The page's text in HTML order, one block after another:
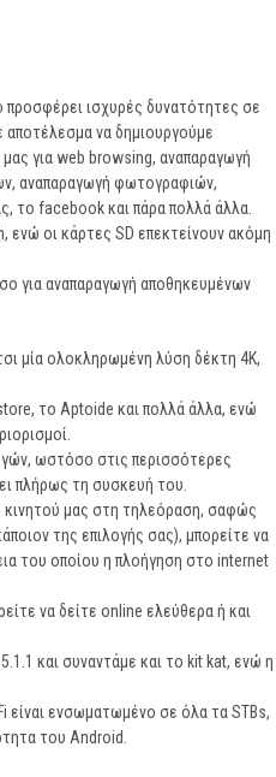
προσφέρει ισχυρές δυνατότητες σε
να δημιουργούμε
για web browsing, αναπαραγωγή
αναπαραγωγή φωτογραφιών,
το facebook και πάρα πολλά άλλα.
ενώ οι κάρτες SD επεκτείνουν ακόμη
για αναπαραγωγή αποθηκευμένων
μία ολοκληρωμένη λύση δέκτη 4K,
το Aptoide και πολλά άλλα, ενώ
ωστόσο στις περισσότερες
πλήρως τη συσκευή του.
κινητού μας στη τηλεόραση, σαφώς
της επιλογής σας), μπορείτε να
του οποίου η πλοήγηση στο internet
να δείτε online ελεύθερα ή και
και συναντάμε και το kit kat, ενώ η
είναι ενσωματωμένο σε όλα τα STBs,
του Android.